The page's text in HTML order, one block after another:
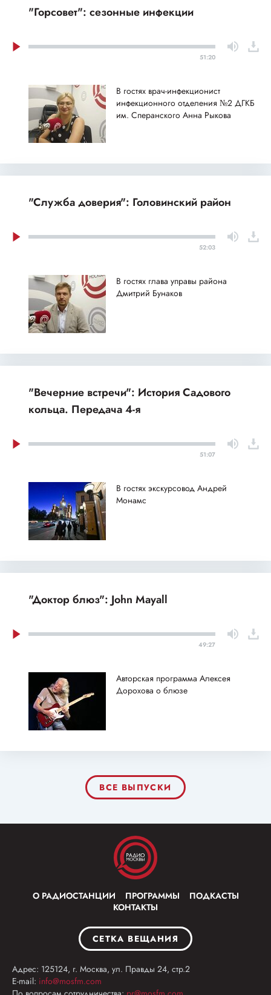
"Горсовет": сезонные инфекции
51:20
В гостях врач-инфекционист
инфекционного отделения №2 ДГКБ
им. Сперанского Анна Рыкова
"Служба доверия": Головинский район
52:03
В гостях глава управы района
Дмитрий Бунаков
"Вечерние встречи": История Садового
кольца. Передача 4-я
51:07
В гостях экскурсовод Андрей
Монамс
"Доктор блюз": John Mayall
49:27
Авторская программа Алексея
Дорохова о блюзе
ВСЕ ВЫПУСКИ
О РАДИОСТАНЦИИ ПРОГРАММЫ
ПОДКАСТЫ
КОНТАКТЫ
СЕТКА ВЕЩАНИЯ
Адрес: 125124, г. Москва, ул. Правды 24, стр.2
E-mail: info@mosfm.com